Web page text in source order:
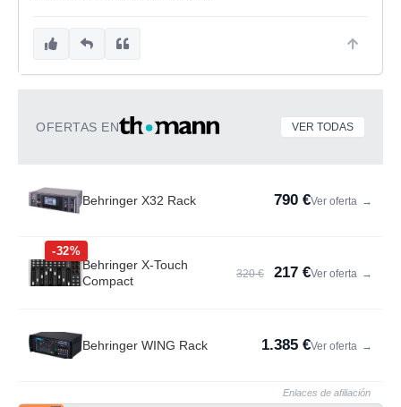
OFERTAS EN VER TODAS
Behringer X32 Rack 790 €Ver oferta →
-32%
Behringer X-Touch
Compact
320 € 217 €Ver oferta →
Behringer WING Rack 1.385 €Ver oferta →
Enlaces de afiliación